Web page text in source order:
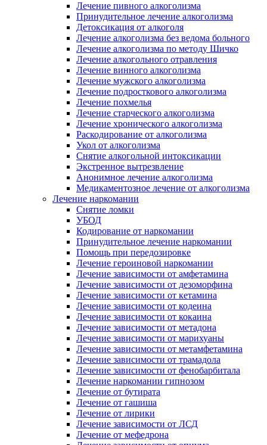
Лечение пивного алкоголизма
Принудительное лечение алкоголизма
Детоксикация от алкоголя
Лечение алкоголизма без ведома больного
Лечение алкоголизма по методу Шичко
Лечение алкогольного отравления
Лечение винного алкоголизма
Лечение мужского алкоголизма
Лечение подросткового алкоголизма
Лечение похмелья
Лечение старческого алкоголизма
Лечение хронического алкоголизма
Раскодирование от алкоголизма
Укол от алкоголизма
Снятие алкогольной интоксикации
Экстренное вытрезвление
Анонимное лечение алкоголизма
Медикаментозное лечение от алкоголизма
Лечение наркомании
Снятие ломки
УБОД
Кодирование от наркомании
Принудительное лечение наркомании
Помощь при передозировке
Лечение героиновой наркомании
Лечение зависимости от амфетамина
Лечение зависимости от дезоморфина
Лечение зависимости от кетамина
Лечение зависимости от кодеина
Лечение зависимости от кокаина
Лечение зависимости от метадона
Лечение зависимости от марихуаны
Лечение зависимости от метамфетамина
Лечение зависимости от трамадола
Лечение зависимости от фенобарбитала
Лечение наркомании гипнозом
Лечение от бутирата
Лечение от гашиша
Лечение от лирики
Лечение зависимости от ЛСД
Лечение от мефедрона